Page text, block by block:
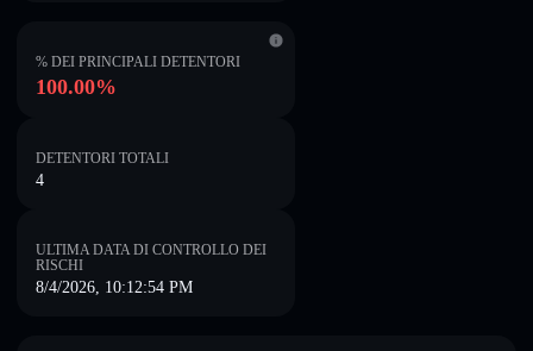
% DEI PRINCIPALI DETENTORI
100.00%
DETENTORI TOTALI
4
ULTIMA DATA DI CONTROLLO DEI
RISCHI
8/4/2026, 10:12:54 PM